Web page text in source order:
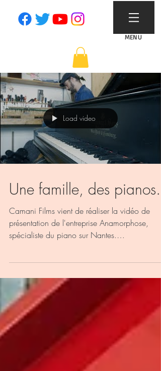
MENU
Load video
Une famille, des pianos...
Camani Films vient de réaliser la vidéo de
présentation de l'entreprise Anamorphose,
spécialiste du piano sur Nantes.